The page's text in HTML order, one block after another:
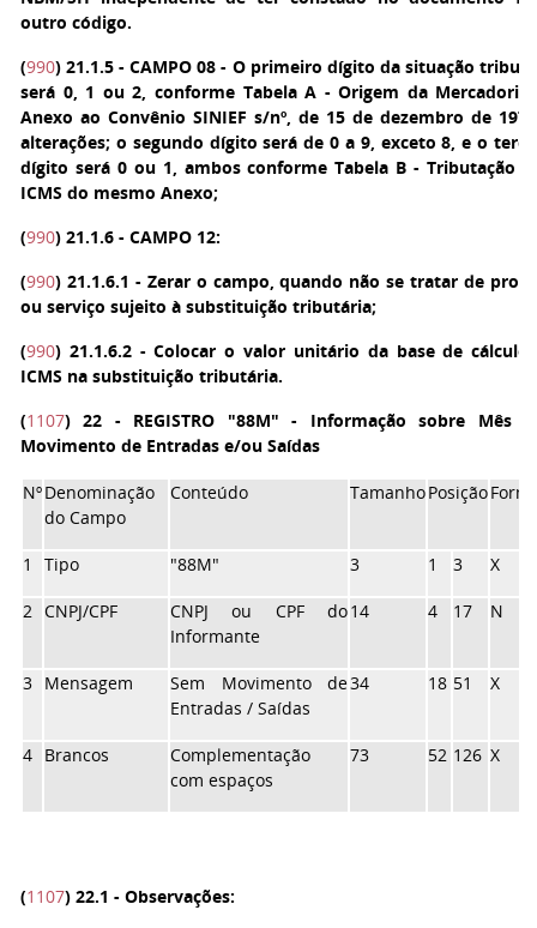
outro código.
(990) 21.1.5 - CAMPO 08 - O primeiro dígito da situação
será 0, 1 ou 2, conforme Tabela A - Origem da Mercadoria
Anexo ao Convênio SINIEF s/nº, de 15 de dezembro de
alterações; o segundo dígito será de 0 a 9, exceto 8, e o
dígito será 0 ou 1, ambos conforme Tabela B - Tributação
ICMS do mesmo Anexo;
(990) 21.1.6 - CAMPO 12:
(990) 21.1.6.1 - Zerar o campo, quando não se tratar de
ou serviço sujeito à substituição tributária;
(990) 21.1.6.2 - Colocar o valor unitário da base de cálculo
ICMS na substituição tributária.
(1107) 22 - REGISTRO "88M" - Informação sobre Mês
Movimento de Entradas e/ou Saídas
NºDenominação
do Campo
Conteúdo TamanhoPosição
1 Tipo "88M" 3 1 3 X
2 CNPJ/CPF
CNPJ ou CPF do
Informante
14 4 17 N
3 Mensagem
Sem Movimento de
Entradas / Saídas
34 18 51 X
4 Brancos
Complementação
com espaços
73 52 126 X
(1107) 22.1 - Observações: